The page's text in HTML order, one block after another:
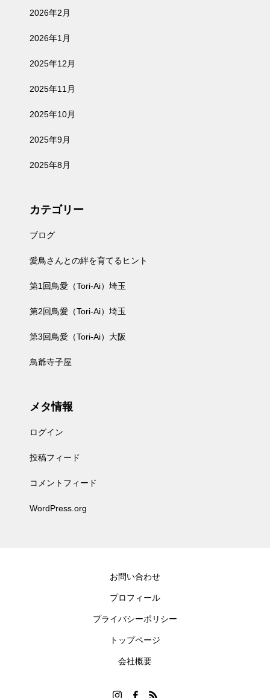
2026年2月
2026年1月
2025年12月
2025年11月
2025年10月
2025年9月
2025年8月
カテゴリー
ブログ
愛鳥さんとの絆を育てるヒント
第1回鳥愛（Tori-Ai）埼玉
第2回鳥愛（Tori-Ai）埼玉
第3回鳥愛（Tori-Ai）大阪
鳥爺寺子屋
メタ情報
ログイン
投稿フィード
コメントフィード
WordPress.org
お問い合わせ
プロフィール
プライバシーポリシー
トップページ
会社概要